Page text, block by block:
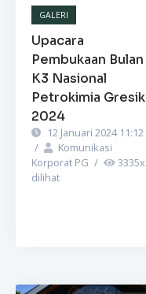
GALERI
Upacara
Pembukaan Bulan
K3 Nasional
Petrokimia Gresik
2024
12 Januari 2024 11:12
/
Komunikasi
Korporat PG / 3335x
dilihat